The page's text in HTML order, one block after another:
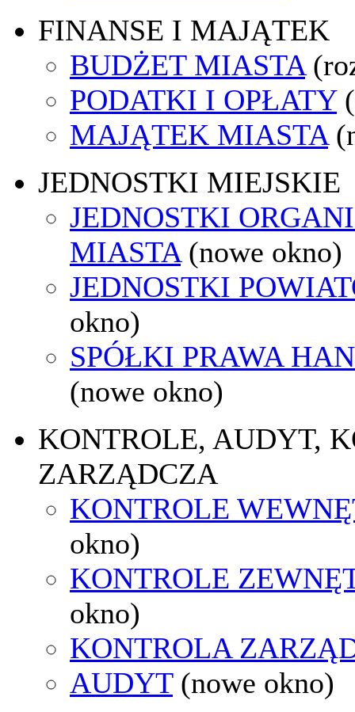
FINANSE I MAJĄTEK
BUDŻET MIASTA
PODATKI I OPŁATY
MAJĄTEK MIASTA
JEDNOSTKI MIEJSKIE
JEDNOSTKI
MIASTA (nowe okno)
JEDNOSTKI
okno)
SPÓŁKI PRAWA
(nowe okno)
KONTROLE, AUDYT,
ZARZĄDCZA
KONTROLE
okno)
KONTROLE
okno)
KONTROLA
AUDYT (nowe okno)